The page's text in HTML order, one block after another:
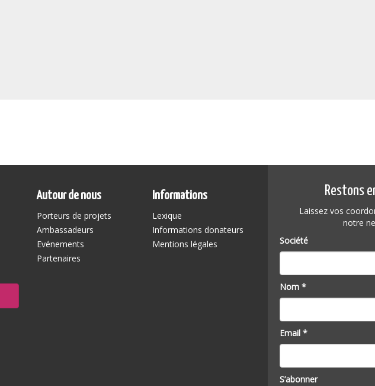
Autour de nous
Porteurs de projets
Ambassadeurs
Evénements
Partenaires
Informations
Lexique
Informations donateurs
Mentions légales
Restons
Laissez vos
notre
Société
Nom *
Email *
S’abonner